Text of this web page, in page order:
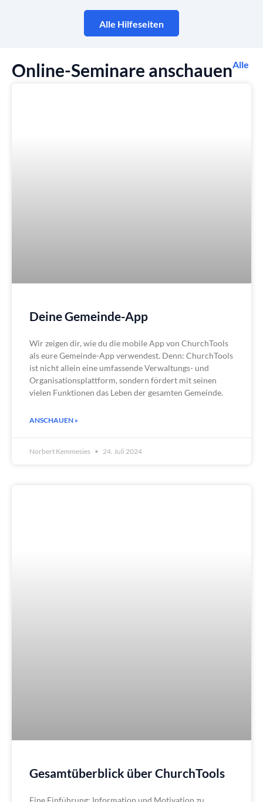
Alle Hilfeseiten
Online-Seminare anschauenAlle
Deine Gemeinde-App
Wir zeigen dir, wie du die mobile App von ChurchTools
als eure Gemeinde-App verwendest. Denn: ChurchTools
ist nicht allein eine umfassende Verwaltungs- und
Organisationsplattform, sondern fördert mit seinen
vielen Funktionen das Leben der gesamten Gemeinde.
ANSCHAUEN »
Norbert Kemmesies 24. Juli 2024
Gesamtüberblick über ChurchTools
Eine Einführung: Information und Motivation zu